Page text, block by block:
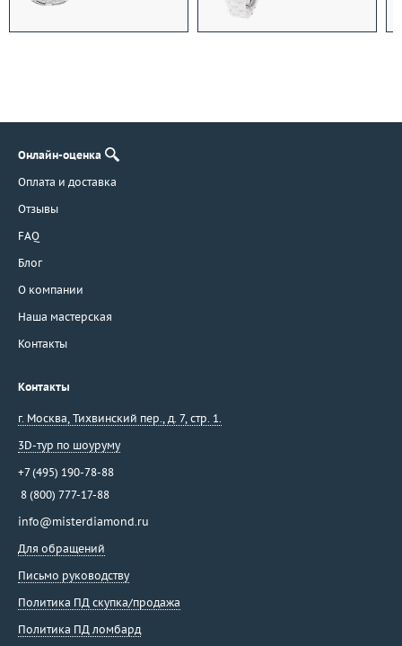
Онлайн-оценка
Оплата и доставка
Отзывы
FAQ
Блог
О компании
Наша мастерская
Контакты
Контакты
г. Москва Тихвинский пер., д. 7, стр. 1.
3D-тур по шоуруму
+7 (495) 190-78-88
8 (800) 777-17-88
info@misterdiamond.ru
Для обращений
Письмо руководству
Политика ПД скупка/продажа
Политика ПД ломбард